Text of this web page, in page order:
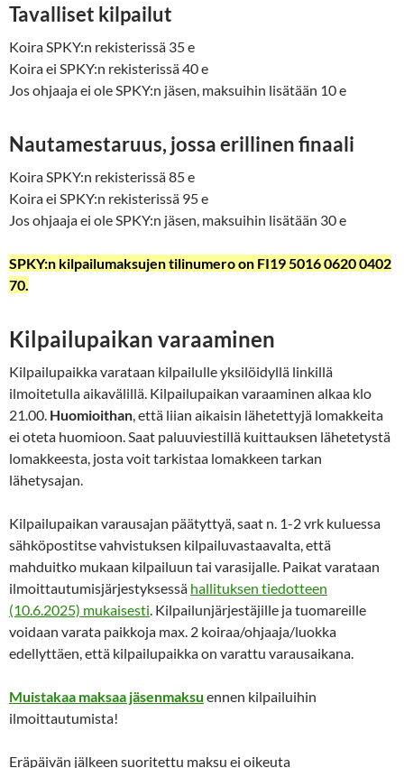
Tavalliset kilpailut
Koira SPKY:n rekisterissä 35 e
Koira ei SPKY:n rekisterissä 40 e
Jos ohjaaja ei ole SPKY:n jäsen, maksuihin lisätään 10 e
Nautamestaruus, jossa erillinen finaali
Koira SPKY:n rekisterissä 85 e
Koira ei SPKY:n rekisterissä 95 e
Jos ohjaaja ei ole SPKY:n jäsen, maksuihin lisätään 30 e
SPKY:n kilpailumaksujen tilinumero on FI19 5016 0620 0402
70.
Kilpailupaikan varaaminen
Kilpailupaikka varataan kilpailulle yksilöidyllä linkillä
ilmoitetulla aikavälillä. Kilpailupaikan varaaminen alkaa klo
21.00. Huomioithan , että liian aikaisin lähetettyjä lomakkeita
ei oteta huomioon. Saat paluuviestillä kuittauksen lähetetystä
lomakkeesta, josta voit tarkistaa lomakkeen tarkan
lähetysajan.
Kilpailupaikan varausajan päätyttyä, saat n. 1-2 vrk kuluessa
sähköpostitse vahvistuksen kilpailuvastaavalta, että
mahduitko mukaan kilpailuun tai varasijalle. Paikat varataan
ilmoittautumisjärjestyksessä hallituksen tiedotteen
(10.6.2025) mukaisesti . Kilpailunjärjestäjille ja tuomareille
voidaan varata paikkoja max. 2 koiraa/ohjaaja/luokka
edellyttäen, että kilpailupaikka on varattu varausaikana.
Muistakaa maksaa jäsenmaksu ennen kilpailuihin
ilmoittautumista!
Eräpäivän jälkeen suoritettu maksu ei oikeuta